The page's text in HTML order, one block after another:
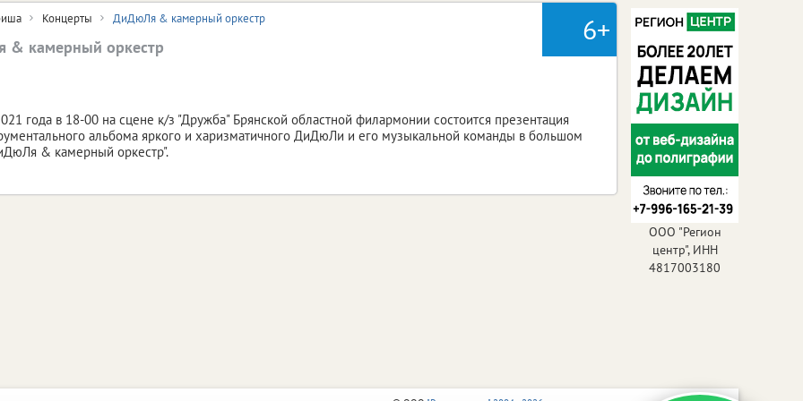
6+
Концерты ДиДюЛя & камерный оркестр
& камерный оркестр
года в 18-00 на сцене к/з "Дружба" Брянской областной филармонии состоится презентация
альбома яркого и харизматичного ДиДюЛи и его музыкальной команды в большом
& камерный оркестр".
ООО "Регион
центр", ИНН
4817003180